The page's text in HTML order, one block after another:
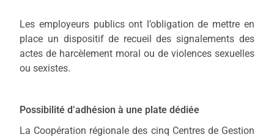
Les employeurs publics ont l’obligation de mettre en
place un dispositif de recueil des signalements des
actes de harcèlement moral ou de violences sexuelles
ou sexistes.
Possibilité d’adhésion à une plate dédiée
La Coopération régionale des cinq Centres de Gestion